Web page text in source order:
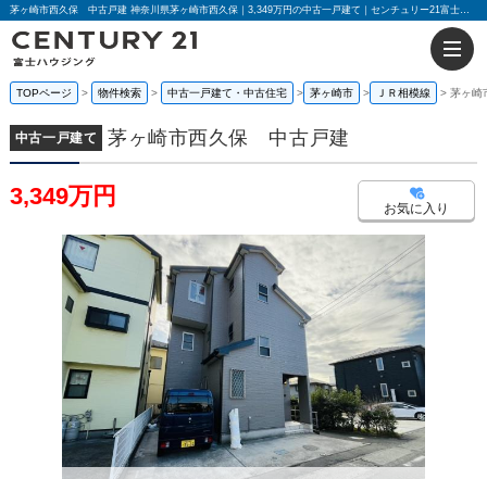
茅ヶ崎市西久保 中古戸建 神奈川県茅ヶ崎市西久保｜3,349万円の中古一戸建て｜センチュリー21富士ハウジング
TOPページ 物件検索 中古一戸建て・中古住宅 茅ヶ崎市 ＪＲ相模線 茅ヶ崎
中古一戸建て 茅ヶ崎市西久保 中古戸建
3,349万円 お気に入り